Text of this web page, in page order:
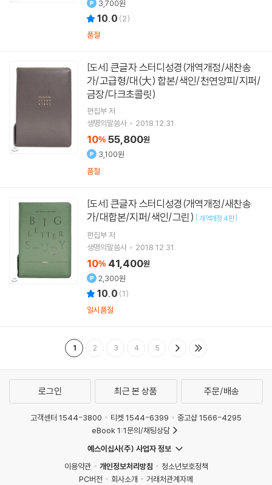
3,700원
10.0 (2)
품절
[도서]
가/고급형/대(大) 합본/색인/천연양피/지퍼/
금장/다크초콜릿)
편집부 저
생명의말씀사
2018.12.31.
10% 55,800원
3,100원
품절
[도서]
가/대합본/지퍼/색인/그린) [개역개정 4판]
편집부 저
생명의말씀사
2018.12.31.
10% 41,400원
2,300원
10.0 (1)
일시품절
1 2 3 4 5
로그인 최근 본 상품 주문/배송
고객센터 1544-3800 티켓 1544-6399
중고샵 1566-4295
eBook 1:1문의/채팅상담
예스이십사(주) 사업자 정보
이용약관
개인정보처리방침
청소년보호정책
PC버전
회사소개 거래처관계자께